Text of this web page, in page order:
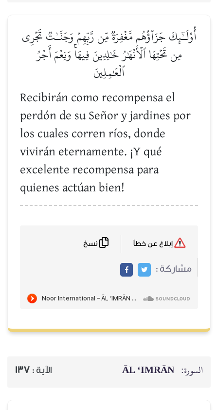
أُوْلَـٰٓئِكَ جَزَآؤُهُم مَّغۡفِرَةٞ مِّن رَّبِّهِمۡ وَجَنَّـٰتٞ تَجۡرِي
مِن تَحۡتِهَا ٱلۡأَنۡهَٰرُ خَٰلِدِينَ فِيهَاۚ وَنِعۡمَ أَجۡرُ
ٱلۡعَٰمِلِينَ
Recibirán como recompensa el
perdón de su Señor y jardines por
los cuales corren ríos, donde
vivirán eternamente. ¡Y qué
excelente recompensa para
quienes actúan bien!
مشاركة :
السورة: ĀL ‘IMRĀN الآية : 137